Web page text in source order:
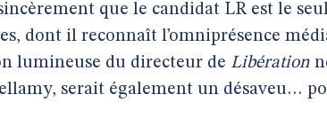
que le candidat LR est le
dont il reconnaît l’omniprésence
lumineuse du directeur de Libération
serait également un désaveu…